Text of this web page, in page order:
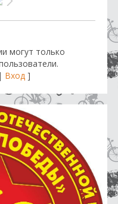
могут только
| Вход]